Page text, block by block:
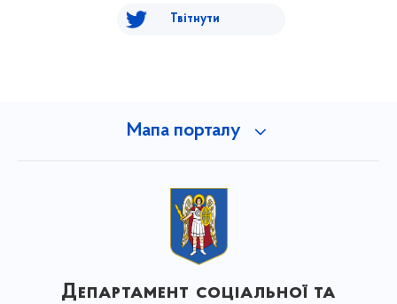
Твітнути
Мапа порталу
Департамент соціальної та